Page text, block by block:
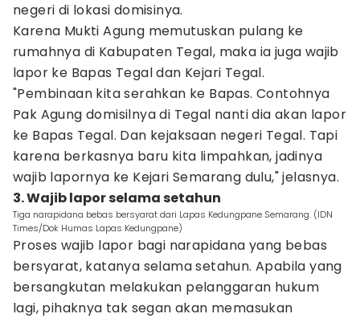
negeri di lokasi domisinya.
Karena Mukti Agung memutuskan pulang ke
rumahnya di Kabupaten Tegal, maka ia juga wajib
lapor ke Bapas Tegal dan Kejari Tegal.
"Pembinaan kita serahkan ke Bapas. Contohnya
Pak Agung domisilnya di Tegal nanti dia akan lapor
ke Bapas Tegal. Dan kejaksaan negeri Tegal. Tapi
karena berkasnya baru kita limpahkan, jadinya
wajib lapornya ke Kejari Semarang dulu," jelasnya.
3. Wajib lapor selama setahun
Tiga narapidana bebas bersyarat dari Lapas Kedungpane Semarang. (IDN
Times/Dok Humas Lapas Kedungpane)
Proses wajib lapor bagi narapidana yang bebas
bersyarat, katanya selama setahun. Apabila yang
bersangkutan melakukan pelanggaran hukum
lagi, pihaknya tak segan akan memasukan